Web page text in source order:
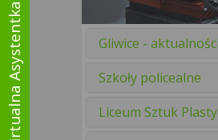
Gliwice - aktualności
Szkoły policealne
Liceum Sztuk
Wirtualna Asystentka